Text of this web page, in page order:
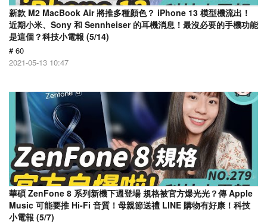
新款 M2 MacBook Air 將推多種顏色？ iPhone 13 模型機流出！
近期小米、Sony 和 Sennheiser 的耳機消息！最沒必要的手機功能
是這個？科技小電報 (5/14)
# 60
2021-05-13 10:47
華碩 ZenFone 8 系列新機下週登場 規格被官方爆光光？傳 Apple
Music 可能要推 Hi-Fi 音質！母親節送禮 LINE 購物有好康！科技
小電報 (5/7)